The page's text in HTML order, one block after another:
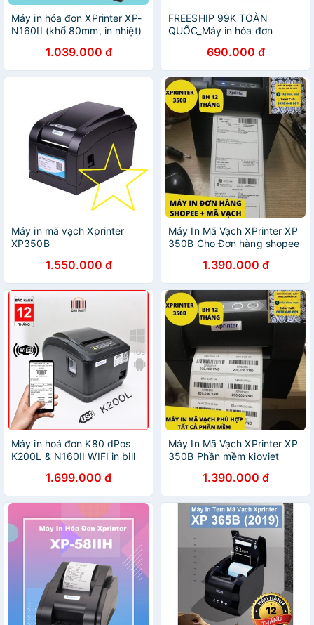
Máy in hóa đơn XPrinter XP-
N160II (khổ 80mm, in nhiệt)
1.039.000 đ
FREESHIP 99K TOÀN
QUỐC_Máy in hóa đơn
5 cuộn giấy in)
690.000 đ
Máy in mã vạch Xprinter
XP350B
1.550.000 đ
Máy In Mã Vạch XPrinter XP
350B Cho Đơn hàng shopee
1.390.000 đ
Máy in hoá đơn K80 dPos
K200L & N160II WIFI in bill
thoại máy tính PC
1.699.000 đ
Máy In Mã Vạch XPrinter XP
350B Phần mềm kioviet
1.390.000 đ